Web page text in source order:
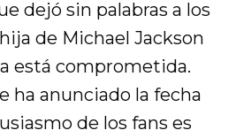
dejó sin palabras a los
de Michael Jackson
está comprometida.
ha anunciado la fecha
de los fans es